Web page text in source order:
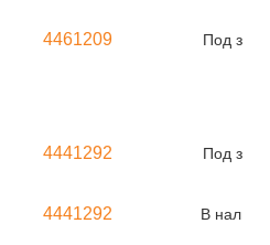
4461209 Под
4441292 Под
4441292 В